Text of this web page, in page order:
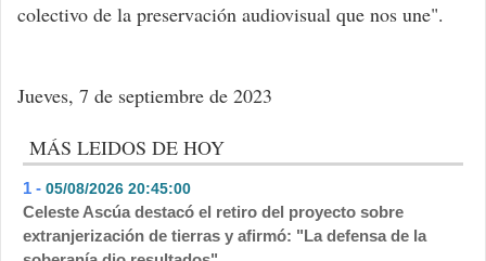
colectivo de la preservación audiovisual que nos une".
Jueves, 7 de septiembre de 2023
MÁS LEIDOS DE HOY
1 - 05/08/2026 20:45:00
Celeste Ascúa destacó el retiro del proyecto sobre
extranjerización de tierras y afirmó: "La defensa de la